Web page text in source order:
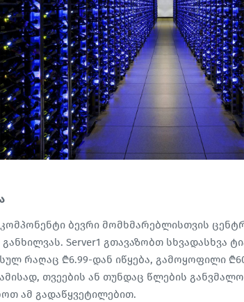
კომპონენტი ბევრი მომხმარებლისთვის
Server1 გთავაზობთ სხვადასხვა
რაღაც ₾6.99-დან იწყება, გამოყოფილი
თვეების ან თუნდაც წლების
ამ გადაწყვეტილებით.